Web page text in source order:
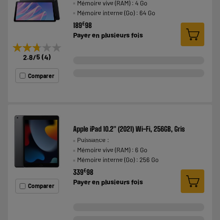
★★★★★
★★★★★
2.8/5 (4)
Comparer
Mémoire vive (RAM) : 4 Go
Mémoire interne (Go) : 64 Go
189€98
Payer en plusieurs fois
Comparer
Apple iPad 10.2" (2021) Wi-Fi, 256GB, Gris
Puissance :
Mémoire vive (RAM) : 6 Go
Mémoire interne (Go) : 256 Go
339€98
Payer en plusieurs fois